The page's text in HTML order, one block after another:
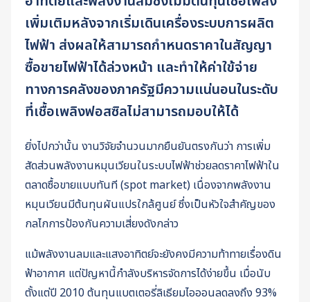
เพิ่มเติมหลังจากเริ่มเดินเครื่องระบบการผลิต
ไฟฟ้า ส่งผลให้สามารถกำหนดราคาในสัญญา
ซื้อขายไฟฟ้าได้ล่วงหน้า และทำให้ค่าใข้จ่าย
ทางการคลังของภาครัฐมีความแน่นอนในระดับ
ที่เชื้อเพลิงฟอสซิลไม่สามารถมอบให้ได้
ยิ่งไปกว่านั้น งานวิจัยจำนวนมากยืนยันตรงกันว่า การเพิ่ม
สัดส่วนพลังงานหมุนเวียนในระบบไฟฟ้าช่วยลดราคาไฟฟ้าใน
ตลาดซื้อขายแบบทันที (spot market) เนื่องจากพลังงาน
หมุนเวียนมีต้นทุนผันแปรใกล้ศูนย์ ซึ่งเป็นหัวใจสำคัญของ
กลไกการป้องกันความเสี่ยงดังกล่าว
แม้พลังงานลมและแสงอาทิตย์จะยังคงมีความท้าทายเรื่องดิน
ฟ้าอากาศ แต่ปัญหานี้กำลังบริหารจัดการได้ง่ายขึ้น เมื่อนับ
ตั้งแต่ปี 2010 ต้นทุนแบตเตอรี่ลิเธียมไอออนลดลงถึง 93%